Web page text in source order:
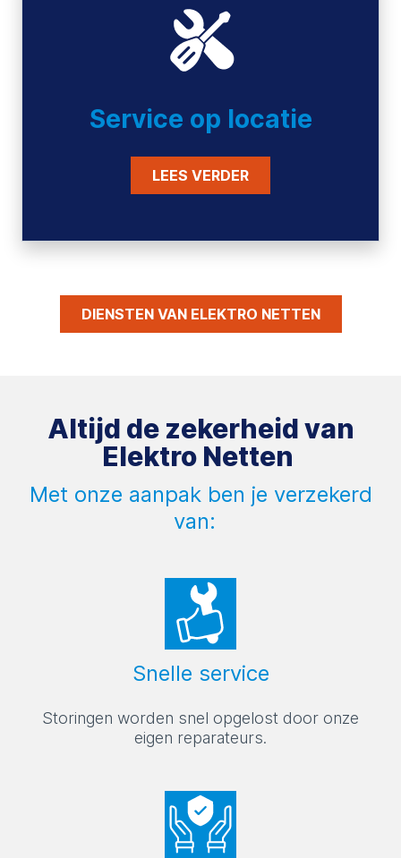
Service op locatie
LEES VERDER
DIENSTEN VAN ELEKTRO NETTEN
Altijd de zekerheid van
Elektro Netten
Met onze aanpak ben je verzekerd
van:
Snelle service
Storingen worden snel opgelost door onze
eigen reparateurs.